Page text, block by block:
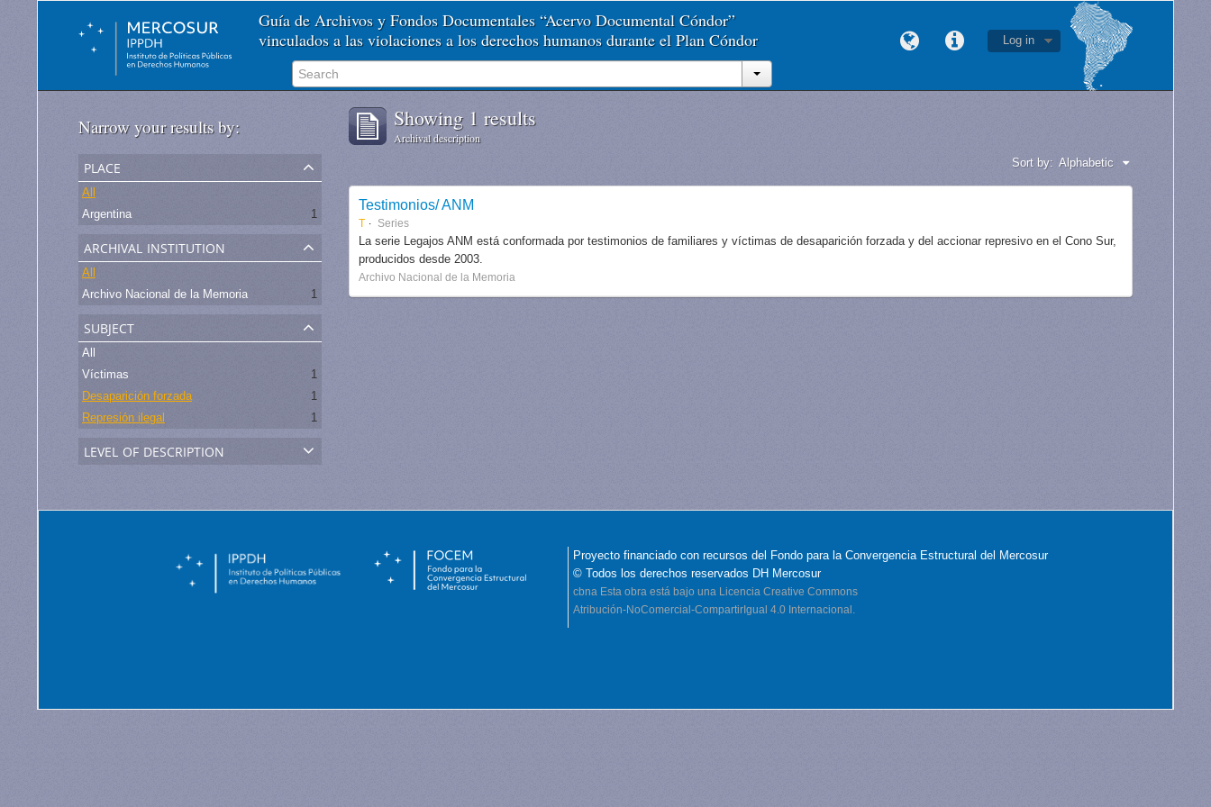
Guía de Archivos y Fondos Documentales “Acervo Documental Cóndor”
vinculados a las violaciones a los derechos humanos durante el Plan Cóndor
Log in
Narrow your results by:
place
All
Argentina
1
archival institution
All
Archivo Nacional de la Memoria
1
subject
All
Víctimas
1
Desaparición forzada
1
Represión ilegal
1
level of description
Showing 1 results
Archival description
Sort by: Alphabetic
Testimonios/ ANM
T Series
La serie Legajos ANM está conformada por testimonios de familiares y víctimas de desaparición forzada y del accionar represivo en el Cono Sur,
producidos desde 2003.
Archivo Nacional de la Memoria
Proyecto financiado con recursos del Fondo para la Convergencia Estructural del Mercosur
© Todos los derechos reservados DH Mercosur
cbna Esta obra está bajo una Licencia Creative Commons
Atribución-NoComercial-CompartirIgual 4.0 Internacional.